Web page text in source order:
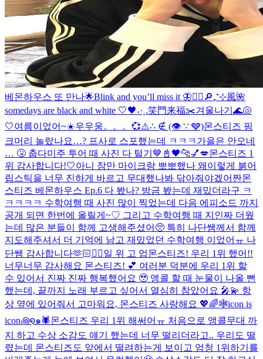
베몬하우스 또 만나🌟Blink and you’ll miss it 🦋❤️‍🔥 🔎₊⁺⊹風🌺
somedays are black and white 🤍🖤˖·˳.笑門来福✂️겨울나기 🌊🐚
🤍여름이었어~☀️우우웅。。。💞⚠️∴ ∉ (👁 ∵ 🩶)몬스티즈 핑
크머리 놀랐나요…? 프사로 스포했는데 ㅋㅋㅋ 가을은 안오네
… 🤧 춥다미주 투어 때 사진 다 털기🤎 📓🖤🐆💅💋몬스티즈 1
위 감사합니다!🤍아니 잠만 마이크랑 뽀뽀했나 왜이렇게 붉어
립스틱을 너무 진하게 바르고 무대했나봐 닦아줘야겠어 짠몬
스티즈 베몬하우스 Ep.6 다 봤나? 방금 봤는데 재밌더라구 ㅋ
ㅋㅋㅋㅋ 수학여행 때 사진 많이 찍었는데 다음 에피소드 까지
공개 되면 한번에 올릴게~♡ 그리고 수학여행 때 지인짜 더웠
는데 많은 분들이 함께 고생해주셨어🥺 특히 나단쌤께서 함께
지도해주셔서 더 기억에 남고 재밌었던 수학여행 이었어ㅠ 나
단쌤 감사합니다🫶🏻 ❤️‍🔥일 위 고 업몬스티즈! 우리 1위 했어!!
너무너무 감사해요 몬스티즈! 💕 여러분 덕분에 우리 1위 할
수 있어서 진짜 진짜 행복했어요 🥹 앵콜 할 때 눈물이 나올 뻔
했는데, 끝까지 노래 부르고 싶어서 열심히 참았어요 🎤💫 항
상 옆에 있어줘서 고마워요, 몬스티즈 사랑해요 💖🌈🕸️icon is
icon꩜໑๑🕷️몬스티즈 우리 1위 해써어ㅠ 처음으로 앵콜무대 까
지 하고 수상 소감도 얘기 했는데 너무 떨리더라고.. 우리도 떨
렸는데 몬스티즈도 앞에서 떨려하는게 보이고 엄청 1위하기를